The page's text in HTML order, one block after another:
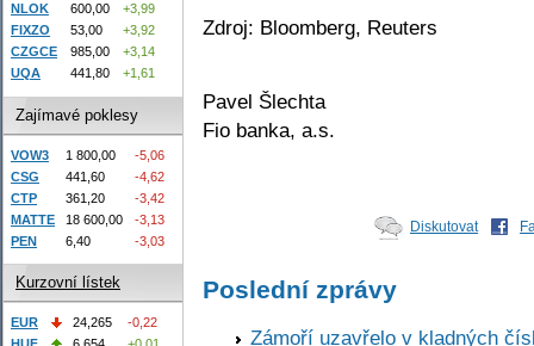
Zdroj: Bloomberg, Reuters
Pavel Šlechta
Fio banka, a.s.
Diskutovat
Poslední zprávy
Zámoří uzavřelo v kladných
NLOK
600,00
+3,99
FIXZO
53,00
+3,92
CZGCE
985,00
+3,14
UQA
441,80 +1,61
Zajímavé poklesy
VOW3 1 800,00
-5,06
CSG
441,60
-4,62
CTP
361,20
-3,42
MATTE
18 600,00
-3,13
PEN
6,40 -3,03
Kurzovní lístek
EUR 24,265
-0,22